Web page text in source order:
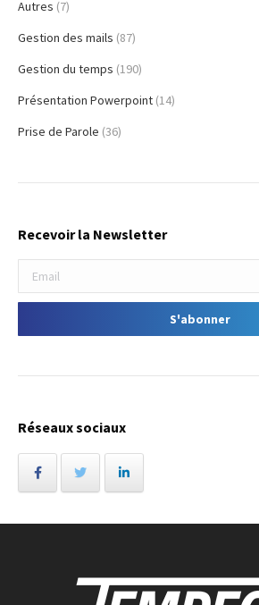
Autres (7)
Gestion des mails (87)
Gestion du temps (190)
Présentation Powerpoint (14)
Prise de Parole (36)
Recevoir la Newsletter
Réseaux sociaux